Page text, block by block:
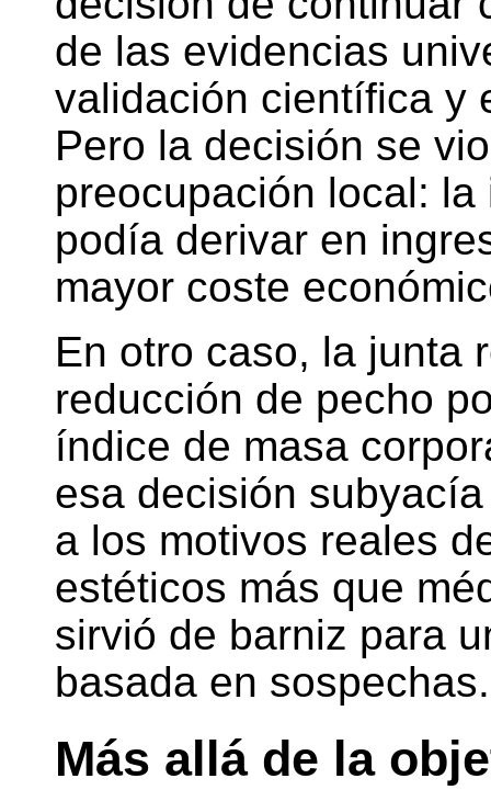
de las evidencias
validación científica y
Pero la decisión se
preocupación local:
podía derivar en
mayor coste
En otro caso, la junta
reducción de pecho
índice de masa
esa decisión
a los motivos reales
estéticos más que
sirvió de barniz para
basada en sospechas.
Más allá de la